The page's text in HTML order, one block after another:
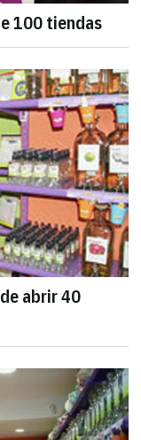
100 tiendas
abrir 40